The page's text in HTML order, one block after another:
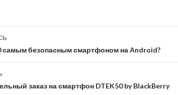
самым безопасным смартфоном на Android?
заказ на смартфон DTEK50 by BlackBerry